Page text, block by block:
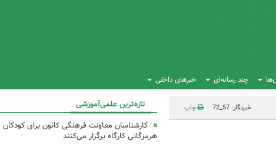
چند رسانه‌ای خبرهای داخلی
خبرنگار: 57_72 چاپ تازه‌ترین علمی‌آموزشی
کارشناسان معاونت فرهنگی کانون برای کودکان
هرمزگانی کارگاه‌ برگزار می‌کنند